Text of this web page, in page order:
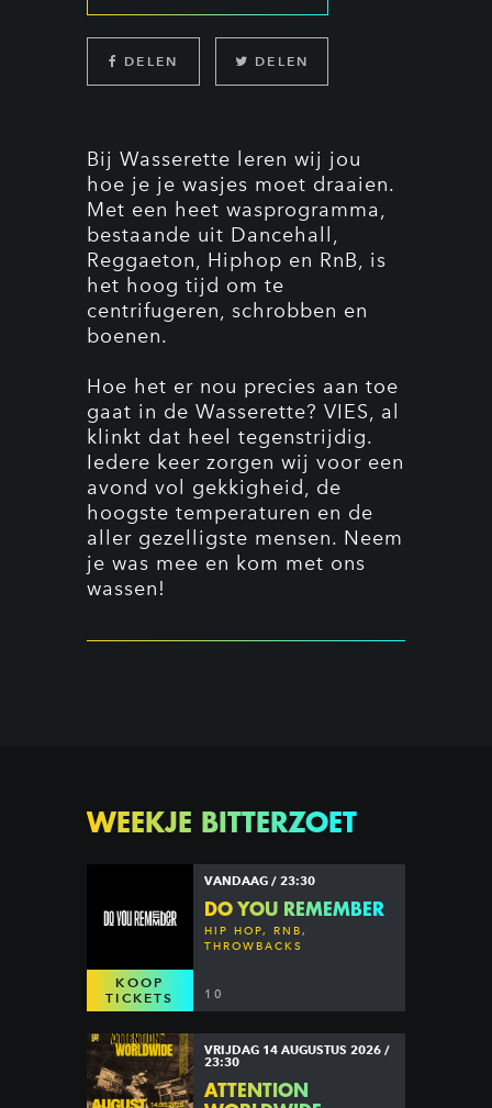
DELEN DELEN
Bij Wasserette leren wij jou
hoe je je wasjes moet draaien.
Met een heet wasprogramma,
bestaande uit Dancehall,
Reggaeton, Hiphop en RnB, is
het hoog tijd om te
centrifugeren, schrobben en
boenen.
Hoe het er nou precies aan toe
gaat in de Wasserette? VIES, al
klinkt dat heel tegenstrijdig.
Iedere keer zorgen wij voor een
avond vol gekkigheid, de
hoogste temperaturen en de
aller gezelligste mensen. Neem
je was mee en kom met ons
wassen!
WEEKJE BITTERZOET
KOOP
TICKETS
VANDAAG / 23:30
DO YOU REMEMBER
HIP HOP, RNB,
THROWBACKS
10
VRIJDAG 14 AUGUSTUS 2026 /
23:30
ATTENTION